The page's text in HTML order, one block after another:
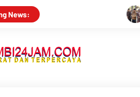
News: Bupati Muarojambi Hadiri